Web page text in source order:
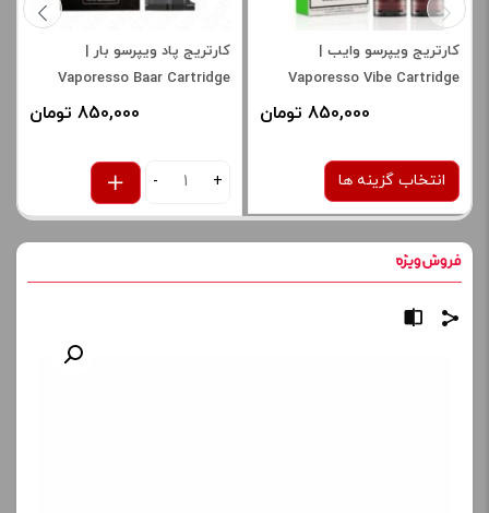
کارتریج ویپرسو وایب |
Vaporesso Vibe Cartridge
850,000 تومان
انتخاب گزینه ها
نوع کویل :
کارتریج پاد ویپرسو بار |
Vaporesso Baar Cartridge
850,000 تومان
- +